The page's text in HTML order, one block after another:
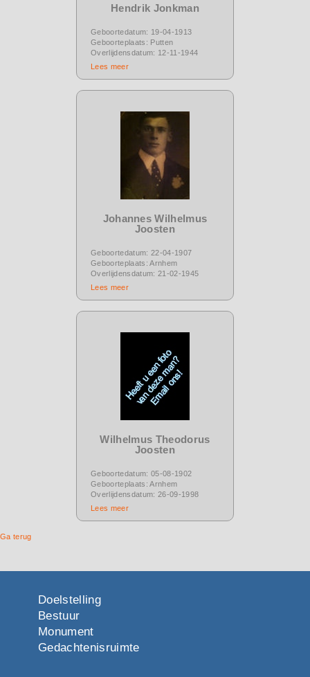
Hendrik Jonkman
Geboortedatum: 19-04-1913
Geboorteplaats: Putten
Overlijdensdatum: 12-11-1944
Lees meer
Johannes Wilhelmus
Joosten
Geboortedatum: 22-04-1907
Geboorteplaats: Arnhem
Overlijdensdatum: 21-02-1945
Lees meer
Wilhelmus Theodorus
Joosten
Geboortedatum: 05-08-1902
Geboorteplaats: Arnhem
Overlijdensdatum: 26-09-1998
Lees meer
Ga terug
Doelstelling
Bestuur
Monument
Gedachtenisruimte